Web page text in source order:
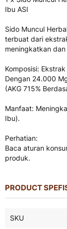
Ibu ASI
Sido Muncul
terbuat dari
meningkatkan
Komposisi:
Dengan 24.000
(AKG 715%
Manfaat:
Ibu).
Perhatian:
Baca aturan
produk.
PRODUCT
Spefisikasi
SKU